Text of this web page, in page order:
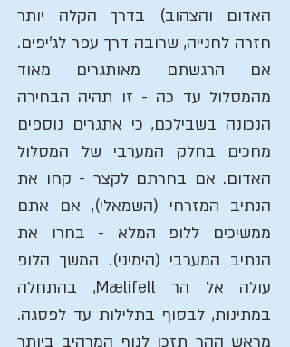
האדום והצהוב) בדרך הקלה יותר
חזרה לחנייה, שרובה דרך עפר לג'יפים.
אם הרגשתם מאותגרים מאוד
מהמסלול עד כה - זו תהיה הבחירה
הנכונה בשבילכם, כי אתגרים נוספים
מחכים בחלק המערבי של המסלול
האדום. אם בחרתם לקצר - קחו את
הנתיב המזרחי (השמאלי), אם אתם
ממשיכים ללופ המלא - בחרו את
הנתיב המערבי (הימיני). המשך הלופ
עולה אל הר Mælifell, בהתחלה
במתינות, לבסוף בתלילות עד לפסגה.
מראש ההר תזכו לנוף המרהיב ביותר